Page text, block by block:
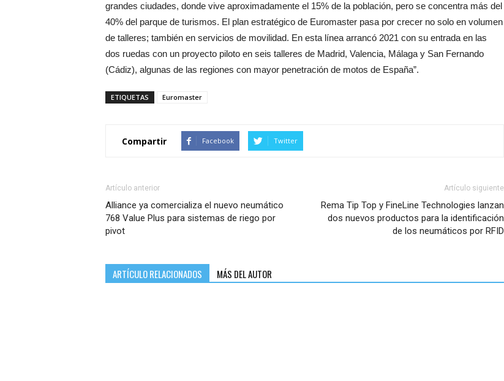
grandes ciudades, donde vive aproximadamente el 15% de la población, pero se concentra más del
40% del parque de turismos. El plan estratégico de Euromaster pasa por crecer no solo en volumen
de talleres; también en servicios de movilidad. En esta línea arrancó 2021 con su entrada en las
dos ruedas con un proyecto piloto en seis talleres de Madrid, Valencia, Málaga y San Fernando
(Cádiz), algunas de las regiones con mayor penetración de motos de España”.
ETIQUETAS Euromaster
Compartir Facebook Twitter
Artículo anterior
Alliance ya comercializa el nuevo neumático
768 Value Plus para sistemas de riego por
pivot
Artículo siguiente
Rema Tip Top y FineLine Technologies lanzan
dos nuevos productos para la identificación
de los neumáticos por RFID
ARTÍCULO RELACIONADOS MÁS DEL AUTOR